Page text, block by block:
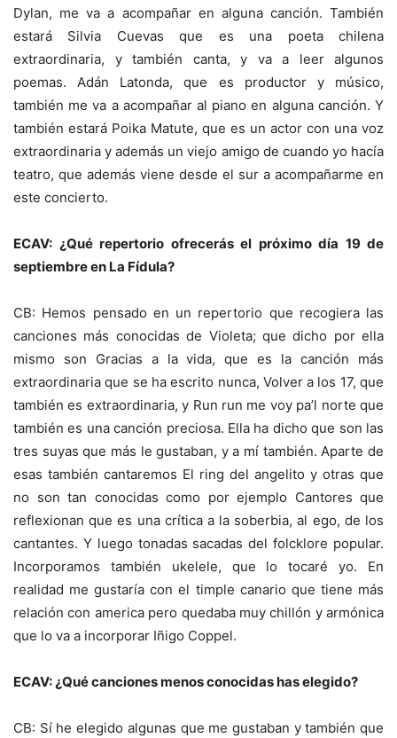
Dylan, me va a acompañar en alguna canción. También
estará Silvia Cuevas que es una poeta chilena
extraordinaria, y también canta, y va a leer algunos
poemas. Adán Latonda, que es productor y músico,
también me va a acompañar al piano en alguna canción. Y
también estará Poika Matute, que es un actor con una voz
extraordinaria y además un viejo amigo de cuando yo hacía
teatro, que además viene desde el sur a acompañarme en
este concierto.
ECAV: ¿Qué repertorio ofrecerás el próximo día 19 de
septiembre en La Fídula?
CB: Hemos pensado en un repertorio que recogiera las
canciones más conocidas de Violeta; que dicho por ella
mismo son Gracias a la vida, que es la canción más
extraordinaria que se ha escrito nunca, Volver a los 17, que
también es extraordinaria, y Run run me voy pa’l norte que
también es una canción preciosa. Ella ha dicho que son las
tres suyas que más le gustaban, y a mí también. Aparte de
esas también cantaremos El ring del angelito y otras que
no son tan conocidas como por ejemplo Cantores que
reflexionan que es una crítica a la soberbia, al ego, de los
cantantes. Y luego tonadas sacadas del folcklore popular.
Incorporamos también ukelele, que lo tocaré yo. En
realidad me gustaría con el timple canario que tiene más
relación con america pero quedaba muy chillón y armónica
que lo va a incorporar Iñigo Coppel.
ECAV: ¿Qué canciones menos conocidas has elegido?
CB: Sí he elegido algunas que me gustaban y también que